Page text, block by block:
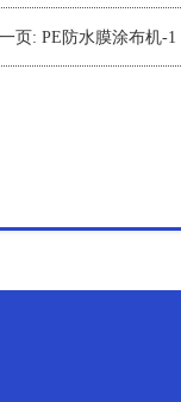
页: PE防水膜涂布机-1